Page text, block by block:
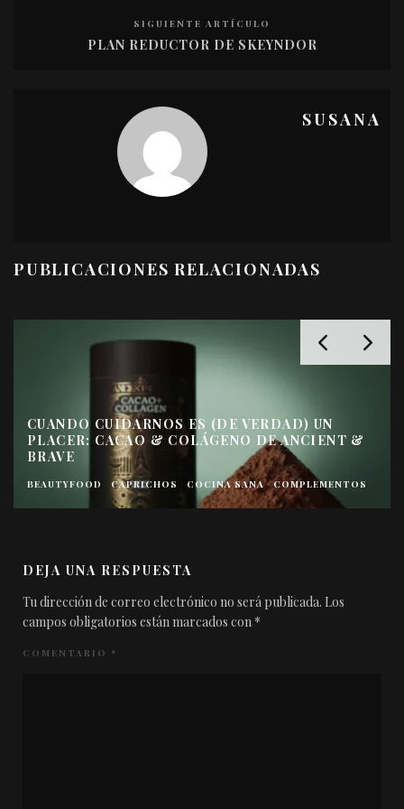
SIGUIENTE ARTÍCULO
PLAN REDUCTOR DE SKEYNDOR
SUSANA
PUBLICACIONES RELACIONADAS
CUANDO CUIDARNOS ES (DE VERDAD) UN
PLACER: CACAO & COLÁGENO DE ANCIENT &
BRAVE
BEAUTYFOOD CAPRICHOS COCINA SANA COMPLEMENTOS
DEJA UNA RESPUESTA
Tu dirección de correo electrónico no será publicada. Los
campos obligatorios están marcados con *
COMENTARIO *